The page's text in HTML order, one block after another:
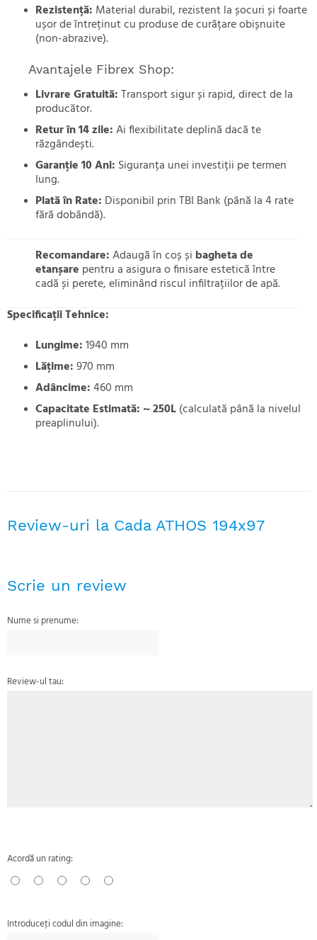
Rezistență: Material durabil, rezistent la șocuri și foarte
ușor de întreținut cu produse de curățare obișnuite
(non-abrazive).
Avantajele Fibrex Shop:
Livrare Gratuită:Transport sigur și rapid, direct de la
producător.
Retur în 14 zile:Ai flexibilitate deplină dacă te
răzgândești.
Garanție 10 Ani: Siguranța unei investiții pe termen
lung.
Plată în Rate: Disponibil prin TBI Bank (până la 4 rate
fără dobândă).
Recomandare:Adaugă în coș și bagheta de
etanșare pentru a asigura o finisare estetică între
cadă și perete, eliminând riscul infiltrațiilor de apă.
Specificații Tehnice:
Lungime:1940 mm
Lățime:970 mm
Adâncime:460 mm
Capacitate Estimată:~ 250L(calculată până la nivelul
preaplinului).
Review-uri la Cada ATHOS 194x97
Scrie un review
Nume si prenume:
Review-ul tau:
Acordă un rating:
Introduceţi codul din imagine: